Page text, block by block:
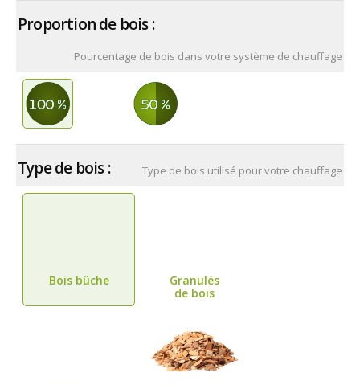
Proportion de bois :
Pourcentage de bois dans votre système de chauffage
Type de bois : Type de bois utilisé pour votre chauffage
Bois bûche
Granulés
de bois